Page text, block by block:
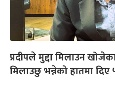
प्रदीपले मुद्दा मिलाउन
मिलाउछु भन्नेको हातमा